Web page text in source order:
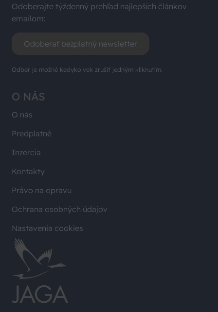
O NÁS
O nás
Predplatné
Inzercia
Kontakty
Právo na opravu
Ochrana osobných údajov
Nastavenia cookies
Odoberajte týždenný prehľad najlepších článkov
emailom:
Odoberať bezplatný newsletter
Odber je možné kedykoľvek zrušiť jedným kliknutím.